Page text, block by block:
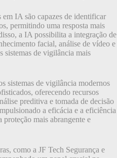
em IA são capazes de identificar
permitindo uma resposta mais
a IA possibilita a integração de
facial, análise de vídeo e
sistemas de vigilância mais
sistemas de vigilância modernos
oferecendo recursos
preditiva e tomada de decisão
a eficácia e a eficiência
mais abrangente e
como a JF Tech Segurança e